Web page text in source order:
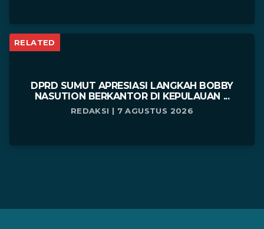
RELATED
DPRD SUMUT APRESIASI LANGKAH BOBBY
NASUTION BERKANTOR DI KEPULAUAN ...
REDAKSI | 7 AGUSTUS 2026